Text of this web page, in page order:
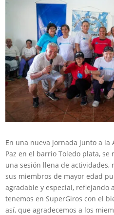
En una nueva jornada junto a la
Paz en el barrio Toledo plata,
una sesión llena de
sus miembros de mayor edad
agradable y especial, reflejando
tenemos en SuperGiros con el
así, que agradecemos a los